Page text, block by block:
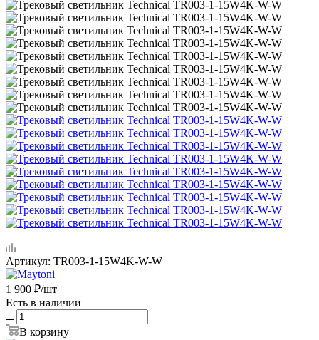
Артикул: TR003-1-15W4K-W-W
1 900 ₽/шт
Есть в наличии
В корзину